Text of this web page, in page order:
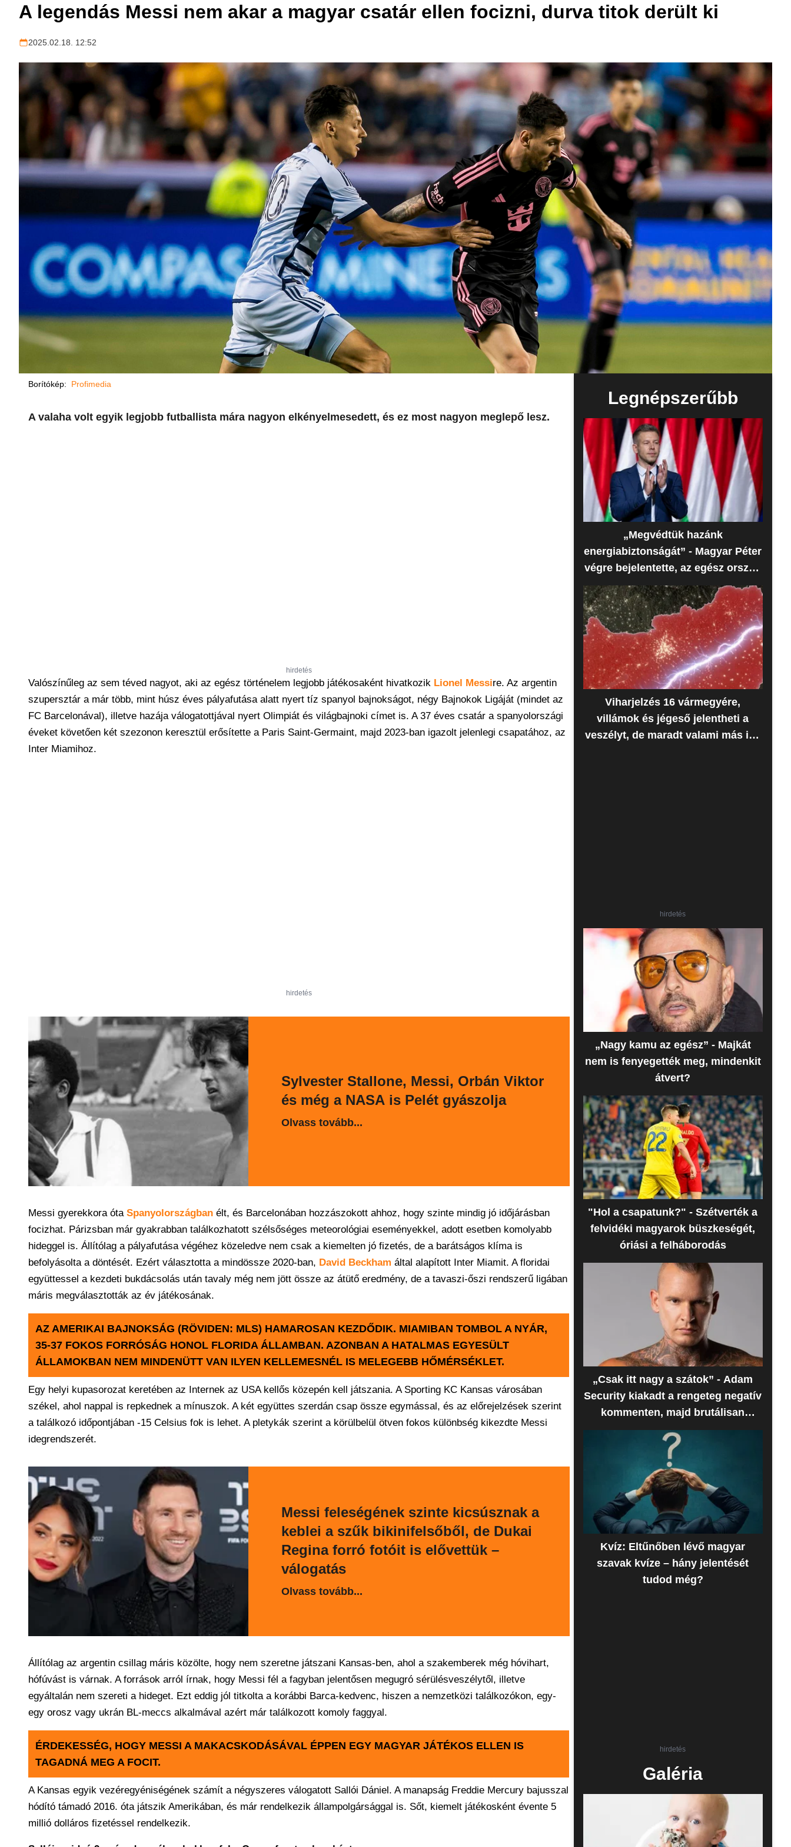
A legendás Messi nem akar a magyar csatár ellen focizni, durva titok derült ki
2025.02.18. 12:52
Borítókép: Profimedia
A valaha volt egyik legjobb futballista mára nagyon elkényelmesedett, és ez most nagyon meglepő lesz.
hirdetés
Valószínűleg az sem téved nagyot, aki az egész történelem legjobb játékosaként hivatkozik Lionel Messire. Az argentin
szupersztár a már több, mint húsz éves pályafutása alatt nyert tíz spanyol bajnokságot, négy Bajnokok Ligáját (mindet az
FC Barcelonával), illetve hazája válogatottjával nyert Olimpiát és világbajnoki címet is. A 37 éves csatár a spanyolországi
éveket követően két szezonon keresztül erősítette a Paris Saint-Germaint, majd 2023-ban igazolt jelenlegi csapatához, az
Inter Miamihoz.
hirdetés
Sylvester Stallone, Messi, Orbán Viktor
és még a NASA is Pelét gyászolja
Olvass tovább...
Messi gyerekkora óta Spanyolországban élt, és Barcelonában hozzászokott ahhoz, hogy szinte mindig jó időjárásban
focizhat. Párizsban már gyakrabban találkozhatott szélsőséges meteorológiai eseményekkel, adott esetben komolyabb
hideggel is. Állítólag a pályafutása végéhez közeledve nem csak a kiemelten jó fizetés, de a barátságos klíma is
befolyásolta a döntését. Ezért választotta a mindössze 2020-ban, David Beckham által alapított Inter Miamit. A floridai
együttessel a kezdeti bukdácsolás után tavaly még nem jött össze az átütő eredmény, de a tavaszi-őszi rendszerű ligában
máris megválasztották az év játékosának.
AZ AMERIKAI BAJNOKSÁG (RÖVIDEN: MLS) HAMAROSAN KEZDŐDIK. MIAMIBAN TOMBOL A NYÁR,
35-37 FOKOS FORRÓSÁG HONOL FLORIDA ÁLLAMBAN. AZONBAN A HATALMAS EGYESÜLT
ÁLLAMOKBAN NEM MINDENÜTT VAN ILYEN KELLEMESNÉL IS MELEGEBB HŐMÉRSÉKLET.
Egy helyi kupasorozat keretében az Internek az USA kellős közepén kell játszania. A Sporting KC Kansas városában
székel, ahol nappal is repkednek a mínuszok. A két együttes szerdán csap össze egymással, és az előrejelzések szerint
a találkozó időpontjában -15 Celsius fok is lehet. A pletykák szerint a körülbelül ötven fokos különbség kikezdte Messi
idegrendszerét.
Messi feleségének szinte kicsúsznak a
keblei a szűk bikinifelsőből, de Dukai
Regina forró fotóit is elővettük –
válogatás
Olvass tovább...
Állítólag az argentin csillag máris közölte, hogy nem szeretne játszani Kansas-ben, ahol a szakemberek még hóvihart,
hófúvást is várnak. A források arról írnak, hogy Messi fél a fagyban jelentősen megugró sérülésveszélytől, illetve
egyáltalán nem szereti a hideget. Ezt eddig jól titkolta a korábbi Barca-kedvenc, hiszen a nemzetközi találkozókon, egy-
egy orosz vagy ukrán BL-meccs alkalmával azért már találkozott komoly faggyal.
ÉRDEKESSÉG, HOGY MESSI A MAKACSKODÁSÁVAL ÉPPEN EGY MAGYAR JÁTÉKOS ELLEN IS
TAGADNÁ MEG A FOCIT.
A Kansas egyik vezéregyéniségének számít a négyszeres válogatott Sallói Dániel. A manapság Freddie Mercury bajusszal
hódító támadó 2016. óta játszik Amerikában, és már rendelkezik állampolgársággal is. Sőt, kiemelt játékosként évente 5
millió dolláros fizetéssel rendelkezik.
Legnépszerűbb
„Megvédtük hazánk
energiabiztonságát” - Magyar Péter
végre bejelentette, az egész ország
erre várt
Viharjelzés 16 vármegyére,
villámok és jégeső jelentheti a
veszélyt, de maradt valami más is -
hirdetés
„Nagy kamu az egész” - Majkát
nem is fenyegették meg, mindenkit
átvert?
"Hol a csapatunk?" - Szétverték a
felvidéki magyarok büszkeségét,
óriási a felháborodás
„Csak itt nagy a szátok” - Adam
Security kiakadt a rengeteg negatív
kommenten, majd brutálisan
beszóltak neki
Kvíz: Eltűnőben lévő magyar
szavak kvíze – hány jelentését
tudod még?
hirdetés
Galéria